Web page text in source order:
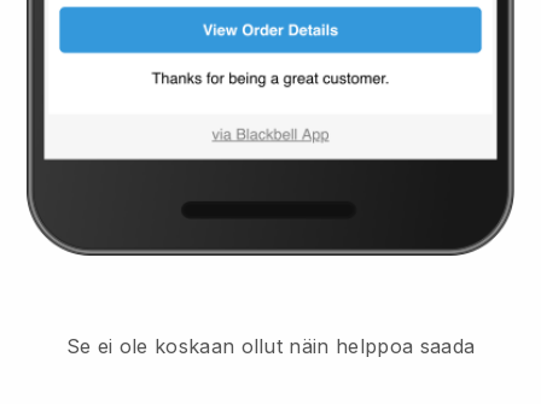
Se ei ole koskaan ollut näin helppoa saada